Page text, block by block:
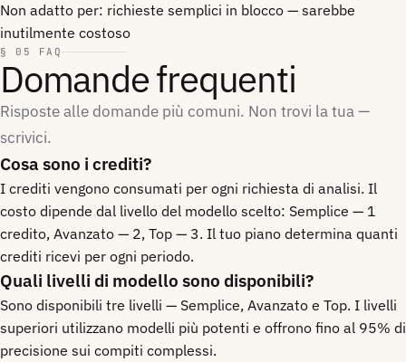
Non adatto per: richieste semplici in blocco — sarebbe
inutilmente costoso
§ 05 FAQ
Domande frequenti
Risposte alle domande più comuni. Non trovi la tua —
scrivici.
Cosa sono i crediti?
I crediti vengono consumati per ogni richiesta di analisi. Il
costo dipende dal livello del modello scelto: Semplice — 1
credito, Avanzato — 2, Top — 3. Il tuo piano determina quanti
crediti ricevi per ogni periodo.
Quali livelli di modello sono disponibili?
Sono disponibili tre livelli — Semplice, Avanzato e Top. I livelli
superiori utilizzano modelli più potenti e offrono fino al 95% di
precisione sui compiti complessi.